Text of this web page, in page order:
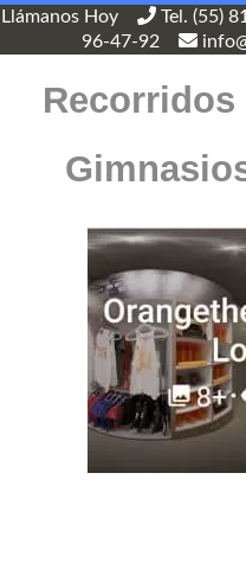
Llámanos Hoy Tel. (55)
96-47-92